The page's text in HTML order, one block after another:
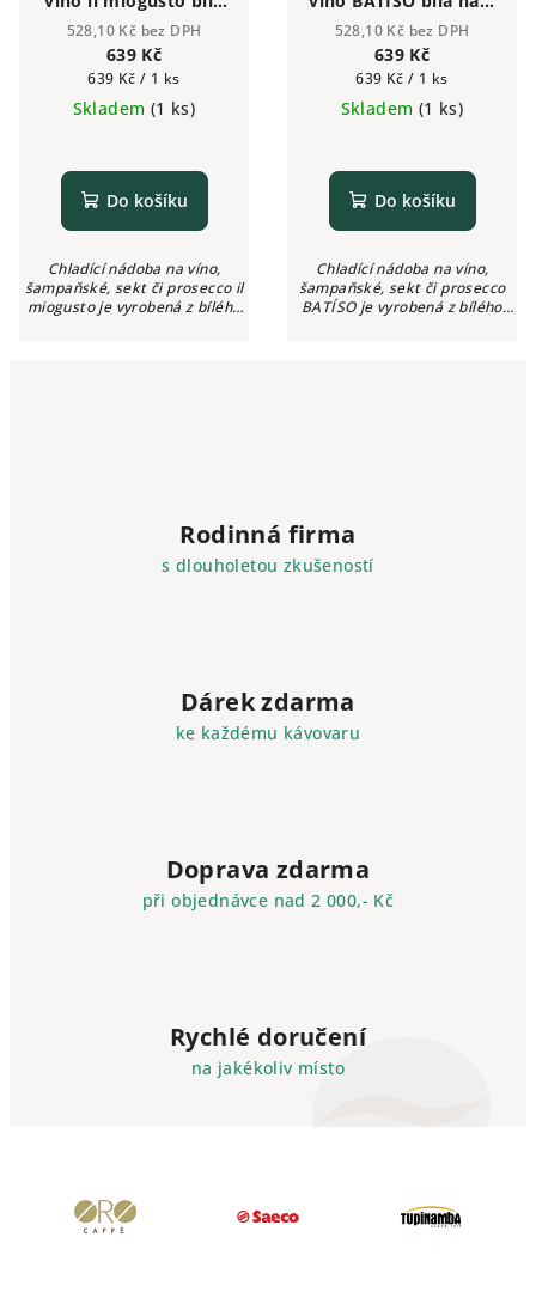
Rodinná firma
s dlouholetou zkušeností
Dárek zdarma
ke každému kávovaru
Doprava zdarma
při objednávce nad 2 000,- Kč
Rychlé doručení
na jakékoliv místo
na 5 láhví
528,10 Kč bez DPH
639 Kč
Měrná
cena:
639 Kč / 1 ks
Skladem (1 ks)
Do košíku
Chladící nádoba na víno,
šampaňské, sekt či prosecco il
miogusto je vyrobená z bílého
láhví
528,10 Kč bez DPH
639 Kč
Měrná
cena:
639 Kč / 1 ks
Skladem (1 ks)
Do košíku
Chladící nádoba na víno,
šampaňské, sekt či prosecco
BATÍSO je vyrobená z bílého